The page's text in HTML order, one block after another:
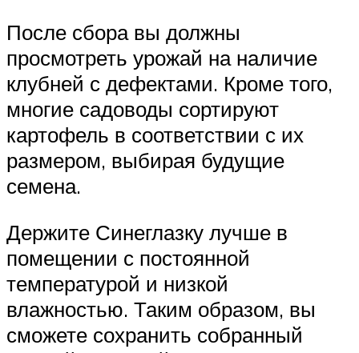
После сбора вы должны
просмотреть урожай на наличие
клубней с дефектами. Кроме того,
многие садоводы сортируют
картофель в соответствии с их
размером, выбирая будущие
семена.
Держите Синеглазку лучше в
помещении с постоянной
температурой и низкой
влажностью. Таким образом, вы
сможете сохранить собранный